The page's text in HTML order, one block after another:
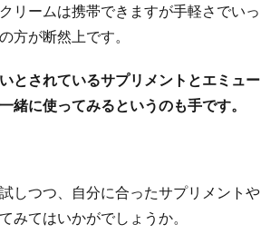
リームは携帯できますが手軽さでいっ
方が断然上です。
とされているサプリメントとエミュー
緒に使ってみるというのも手です。
しつつ、自分に合ったサプリメントや
みてはいかがでしょうか。